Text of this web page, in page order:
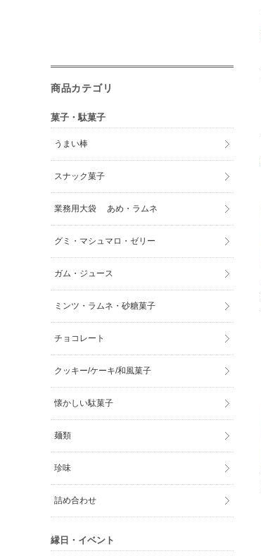
商品カテゴリ
菓子・駄菓子
うまい棒
スナック菓子
業務用大袋 あめ・ラムネ
グミ・マシュマロ・ゼリー
ガム・ジュース
ミンツ・ラムネ・砂糖菓子
チョコレート
クッキー/ケーキ/和風菓子
懐かしい駄菓子
麺類
珍味
詰め合わせ
縁日・イベント